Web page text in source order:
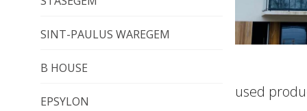
SINT-PAULUS WAREGEM
B HOUSE
EPSYLON
used